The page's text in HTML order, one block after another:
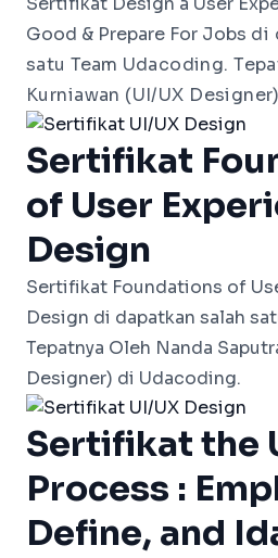
Good & Prepare For Jobs di
satuTeam Udacoding.
Kurniawan (UI/UX
Sertifikat
of User
Design
Sertifikat Foundations of
Design di dapatkan salah
Tepatnya Oleh Nanda
Designer) di Udacoding.
Sertifikat the
Process :
Define, and